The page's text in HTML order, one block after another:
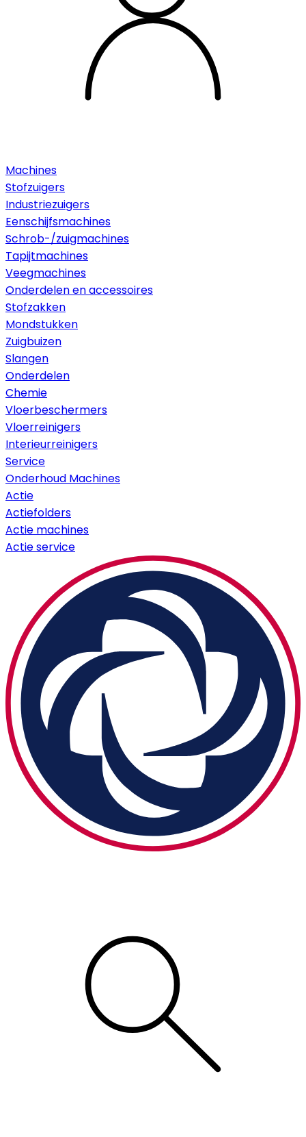
Machines
Stofzuigers
Industriezuigers
Eenschijfsmachines
Schrob-/zuigmachines
Tapijtmachines
Veegmachines
Onderdelen en accessoires
Stofzakken
Mondstukken
Zuigbuizen
Slangen
Onderdelen
Chemie
Vloerbeschermers
Vloerreinigers
Interieurreinigers
Service
Onderhoud Machines
Actie
Actiefolders
Actie machines
Actie service